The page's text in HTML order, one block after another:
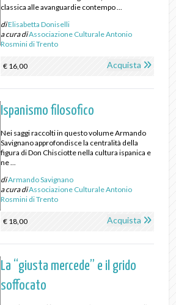
classica alle avanguardie contempo ...
diElisabetta Doniselli
a cura diAssociazione Culturale Antonio
Rosmini di Trento
€ 16,00 Acquista
Ispanismo filosofico
Nei saggi raccolti in questo volume Armando
Savignano approfondisce la centralità della
figura di Don Chisciotte nella cultura ispanica e
ne ...
diArmando Savignano
a cura diAssociazione Culturale Antonio
Rosmini di Trento
€ 18,00 Acquista
La “giusta mercede” e il grido
soffocato